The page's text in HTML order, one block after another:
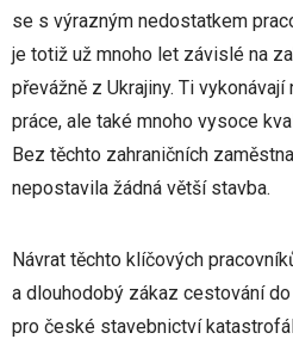
se s výrazným nedostatkem
je totiž už mnoho let závislé na
převážně z Ukrajiny. Ti
práce, ale také mnoho vysoce
Bez těchto zahraničních
nepostavila žádná větší stavba.
Návrat těchto klíčových
a dlouhodobý zákaz cestování
pro české stavebnictví